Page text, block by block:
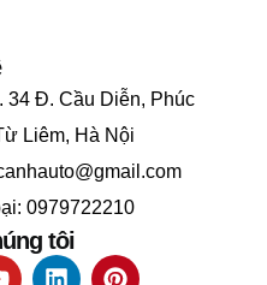
34 Đ. Cầu Diễn, Phúc
Liêm, Hà Nội
0979722210
tôi